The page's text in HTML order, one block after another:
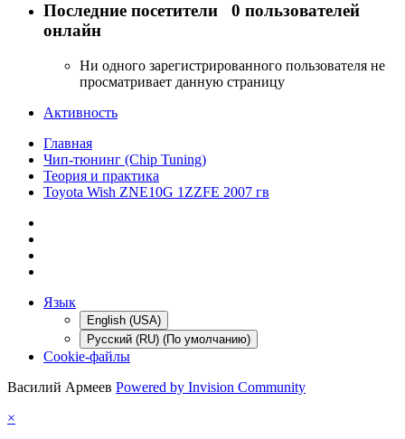
Последние посетители 0 пользователей
онлайн
Ни одного зарегистрированного пользователя не
просматривает данную страницу
Активность
Главная
Чип-тюнинг (Chip Tuning)
Теория и практика
Toyota Wish ZNE10G 1ZZFE 2007 гв
Язык
English (USA)
Русский (RU) (По умолчанию)
Cookie-файлы
Василий Армеев Powered by Invision Community
×